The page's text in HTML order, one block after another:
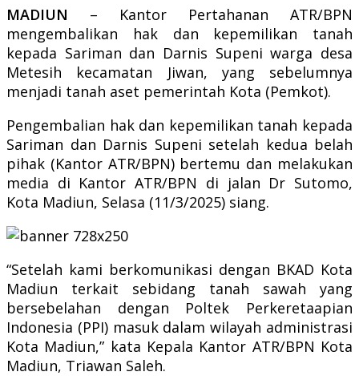
MADIUN – Kantor Pertahanan ATR/BPN
mengembalikan hak dan kepemilikan tanah
kepada Sariman dan Darnis Supeni warga desa
Metesih kecamatan Jiwan, yang sebelumnya
menjadi tanah aset pemerintah Kota (Pemkot).
Pengembalian hak dan kepemilikan tanah kepada
Sariman dan Darnis Supeni setelah kedua belah
pihak (Kantor ATR/BPN) bertemu dan melakukan
media di Kantor ATR/BPN di jalan Dr Sutomo,
Kota Madiun, Selasa (11/3/2025) siang.
“Setelah kami berkomunikasi dengan BKAD Kota
Madiun terkait sebidang tanah sawah yang
bersebelahan dengan Poltek Perkeretaapian
Indonesia (PPI) masuk dalam wilayah administrasi
Kota Madiun,” kata Kepala Kantor ATR/BPN Kota
Madiun, Triawan Saleh.